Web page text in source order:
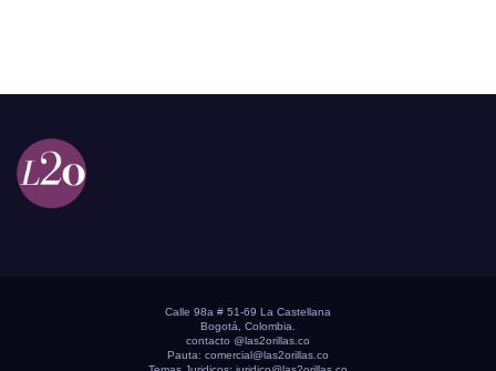
Calle 98a # 51-69 La Castellana
Bogotá, Colombia.
contacto @las2orillas.co
Pauta: comercial@las2orillas.co